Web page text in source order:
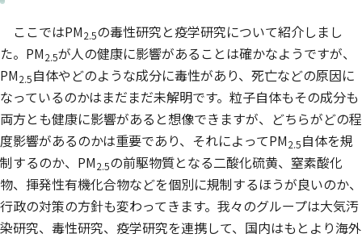
ここではPM2.5の毒性研究と疫学研究について紹介しまし
た。PM2.5が人の健康に影響があることは確かなようですが、
PM2.5自体やどのような成分に毒性があり、死亡などの原因に
なっているのかはまだまだ未解明です。粒子自体もその成分も
両方とも健康に影響があると想像できますが、どちらがどの程
度影響があるのかは重要であり、それによってPM2.5自体を規
制するのか、PM2.5の前駆物質となる二酸化硫黄、窒素酸化
物、揮発性有機化合物などを個別に規制するほうが良いのか、
行政の対策の方針も変わってきます。我々のグループは大気汚
染研究、毒性研究、疫学研究を連携して、国内はもとより海外